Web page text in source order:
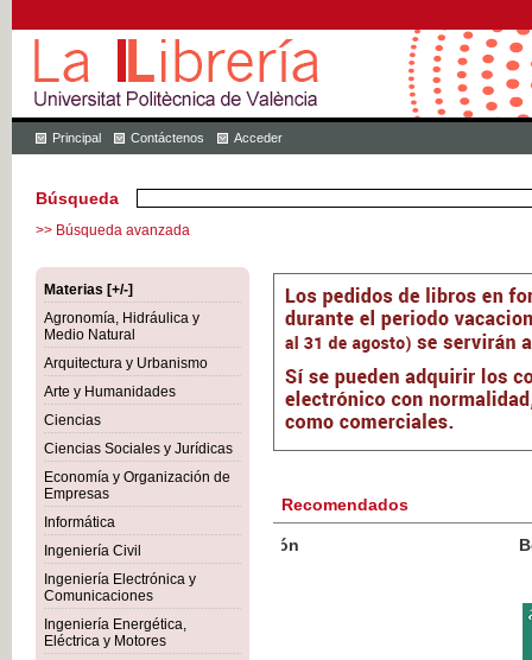
Principal Contáctenos Acceder
Búsqueda
>> Búsqueda avanzada
Materias [+/-]
Agronomía, Hidráulica y
Medio Natural
Arquitectura y Urbanismo
Arte y Humanidades
Ciencias
Ciencias Sociales y Jurídicas
Economía y Organización de
Empresas
Informática
Ingeniería Civil
Ingeniería Electrónica y
Comunicaciones
Ingeniería Energética,
Eléctrica y Motores
Recomendados
Botánica Agroalimentaria